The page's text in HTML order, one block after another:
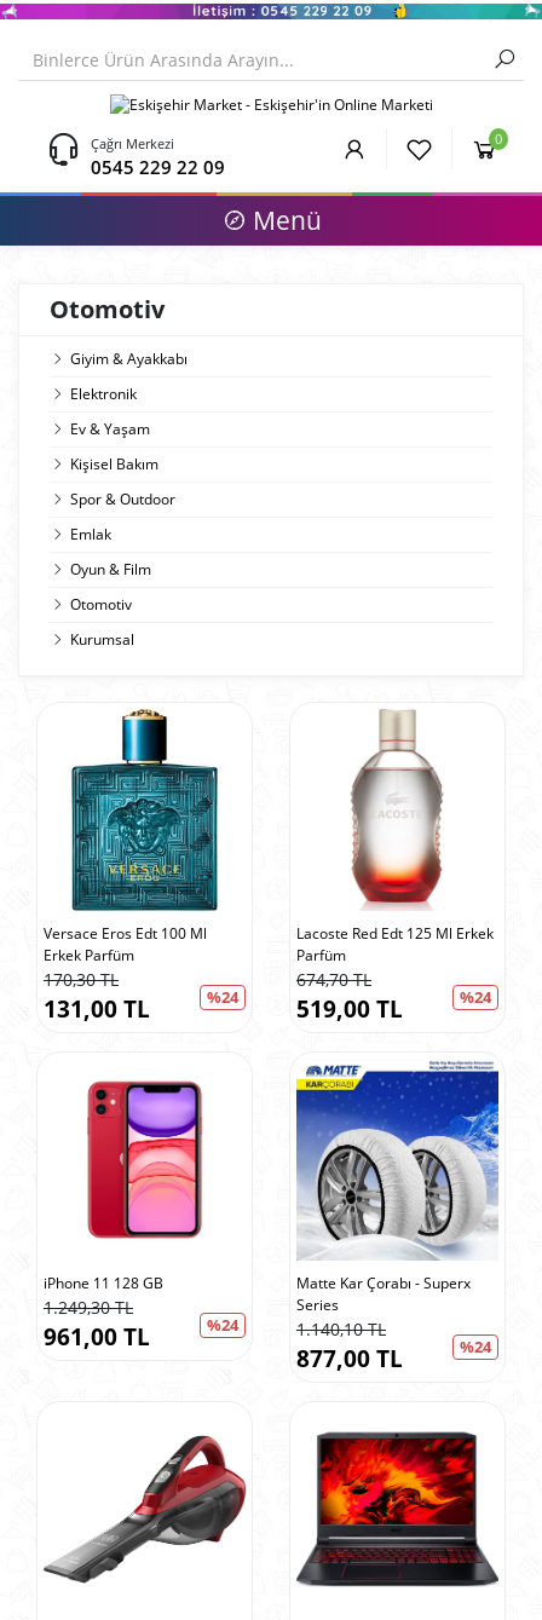
Çağrı Merkezi
0545 229 22 09
0
Menü
Otomotiv
Giyim & Ayakkabı
Elektronik
Ev & Yaşam
Kişisel Bakım
Spor & Outdoor
Emlak
Oyun & Film
Otomotiv
Kurumsal
Versace Eros Edt 100 Ml
Erkek Parfüm
170,30 TL
%24
131,00 TL
Lacoste Red Edt 125 Ml Erkek
Parfüm
674,70 TL
%24
519,00 TL
iPhone 11 128 GB
1.249,30 TL
%24
961,00 TL
Matte Kar Çorabı - Superx
Series
1.140,10 TL
%24
877,00 TL